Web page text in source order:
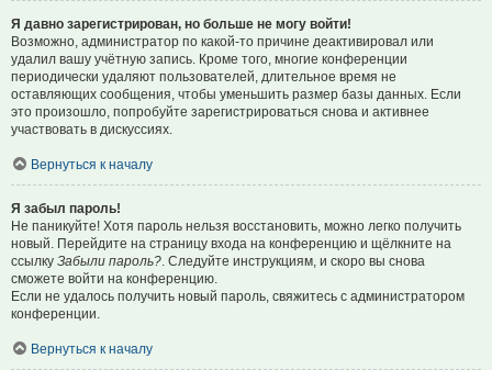
Я давно зарегистрирован, но больше не могу войти!
Возможно, администратор по какой-то причине деактивировал или
удалил вашу учётную запись. Кроме того, многие конференции
периодически удаляют пользователей, длительное время не
оставляющих сообщения, чтобы уменьшить размер базы данных. Если
это произошло, попробуйте зарегистрироваться снова и активнее
участвовать в дискуссиях.
Вернуться к началу
Я забыл пароль!
Не паникуйте! Хотя пароль нельзя восстановить, можно легко получить
новый. Перейдите на страницу входа на конференцию и щёлкните на
ссылку Забыли пароль? . Следуйте инструкциям, и скоро вы снова
сможете войти на конференцию.
Если не удалось получить новый пароль, свяжитесь с администратором
конференции.
Вернуться к началу